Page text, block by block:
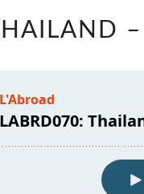
WIE
NIE